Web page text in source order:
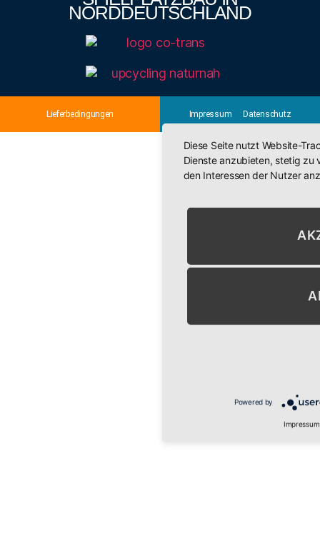
NORDDEUTSCHLAND
Lieferbedingungen Impressum Datenschutz
Diese Seite nutzt Website-
Dienste anzubieten, stetig zu
den Interessen der Nutzer
Powered by
Impressum